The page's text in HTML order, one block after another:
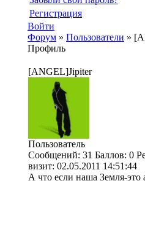
Регистрация
Войти
Форум » Пользователи »
Профиль
[ANGEL]Jipiter
Пользователь
Cообщений: 31 Баллов: 0
визит: 02.05.2011 14:51:44
А что если наша Земля-это